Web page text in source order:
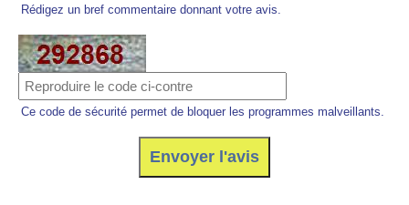
Rédigez un bref commentaire donnant votre avis.
Ce code de sécurité permet de bloquer les programmes malveillants.